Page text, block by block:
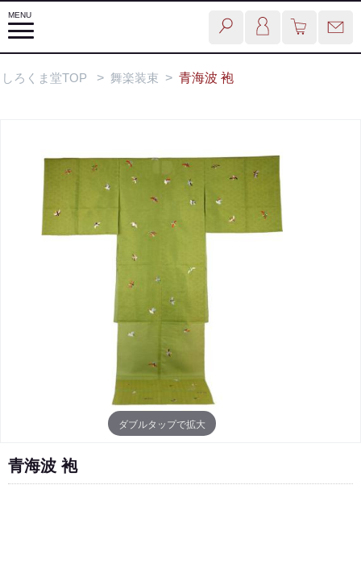
しろくま堂TOP > 舞楽装束 > 青海波 袍
ダブルタップで拡大
青海波 袍